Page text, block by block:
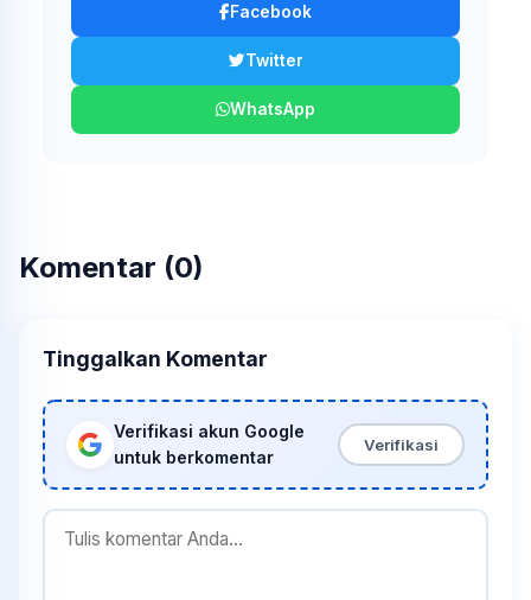
Facebook
Twitter
WhatsApp
Komentar (0)
Tinggalkan Komentar
Verifikasi akun Google
untuk berkomentar
Verifikasi